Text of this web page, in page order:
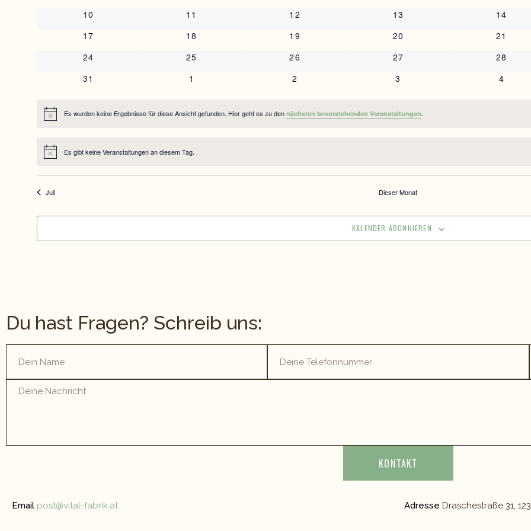
0 Veranstaltungen
10 0 Veranstaltungen
11 0 Veranstaltungen
12 0 Veranstaltungen
13 0
14
0 Veranstaltungen
17 0 Veranstaltungen
18 0 Veranstaltungen
19 0 Veranstaltungen
20 0
21
0 Veranstaltungen
24 0 Veranstaltungen
25 0 Veranstaltungen
26 0 Veranstaltungen
27 0
28
0 Veranstaltungen
31 0 Veranstaltungen
1 0 Veranstaltungen
2 0 Veranstaltungen
3 0
4
HinweisEs wurden keine Ergebnisse für diese Ansicht gefunden. Hier geht es zu den nächsten bevorstehenden Veranstaltungen.
HinweisEs gibt keine Veranstaltungen an diesem Tag.
Juli Dieser Monat
KALENDER ABONNIEREN
Du hast Fragen? Schreib uns:
KONTAKT
Email post@vital-fabrik.at Adresse Draschestraße 31,